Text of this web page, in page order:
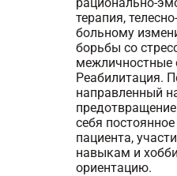
терапия,
больному
борьбы со
межличностные
Реабилитация.
направленный
себя
пациента,
навыкам и
ориентацию.